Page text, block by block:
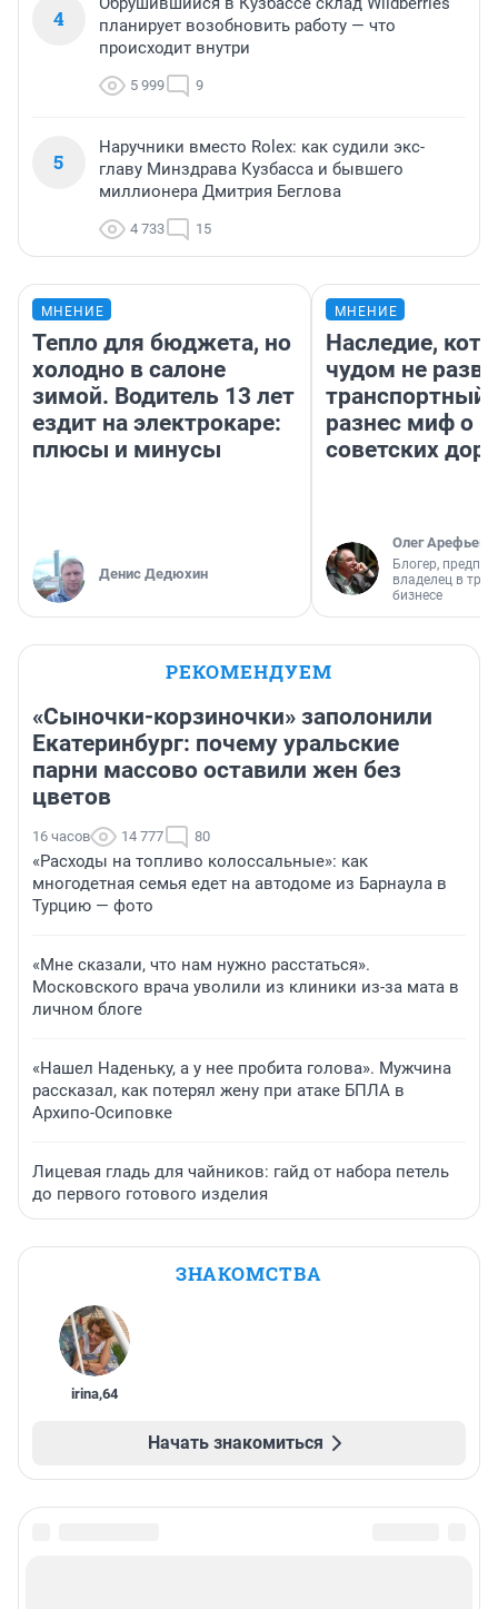
4
планирует возобновить работу — что
происходит внутри
5 999 9
5
Наручники вместо Rolex: как судили экс-
главу Минздрава Кузбасса и бывшего
миллионера Дмитрия Беглова
4 733 15
МНЕНИЕ
Тепло для бюджета, но
холодно в салоне
зимой. Водитель 13 лет
ездит на электрокаре:
плюсы и минусы
Денис Дедюхин
МНЕНИЕ
Наследие,
чудом не
транспортный
разнес миф о
советских
Олег Арефьев
Блогер,
владелец в
бизнесе
РЕКОМЕНДУЕМ
«Сыночки-корзиночки» заполонили
Екатеринбург: почему уральские
парни массово оставили жен без
цветов
16 часов 14 777 80
«Расходы на топливо колоссальные»: как
многодетная семья едет на автодоме из Барнаула в
Турцию — фото
«Мне сказали, что нам нужно расстаться».
Московского врача уволили из клиники из-за мата в
личном блоге
«Нашел Наденьку, а у нее пробита голова». Мужчина
рассказал, как потерял жену при атаке БПЛА в
Архипо-Осиповке
Лицевая гладь для чайников: гайд от набора петель
до первого готового изделия
ЗНАКОМСТВА
irina,64
Начать знакомиться